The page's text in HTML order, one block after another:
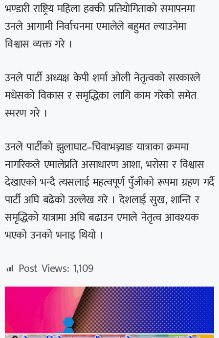
भण्डारी राष्ट्रिय महिला हक्की प्रतियोगिताको समापनमा
उनले आगामी निर्वाचनमा एमालेले बहुमत ल्याउनेमा
विश्वास व्यक्त गरे ।
उनले पार्टी अध्यक्ष केपी शर्मा ओली नेतृत्वको सरकारले
मधेसको विकास र समृद्धिका लागि काम गरेको समेत
स्मरण गरे ।
उनले पार्टीको झुलाघाट–चिवाभञ्ज्याङ यात्राका क्रममा
नागरिकले एमालेप्रति असाधारण आशा, भरोसा र विश्वास
देखाएको भन्दै त्यसलाई महत्वपूर्ण पुँजीको रूपमा ग्रहण गर्दै
पार्टी अघि बढेको उल्लेख गरे । देशलाई सुख, शान्ति र
समृद्धिको यात्रामा अघि बढाउन एमाले नेतृत्व आवश्यक
भएको उनको भनाइ थियो ।
Post Views: 1,109